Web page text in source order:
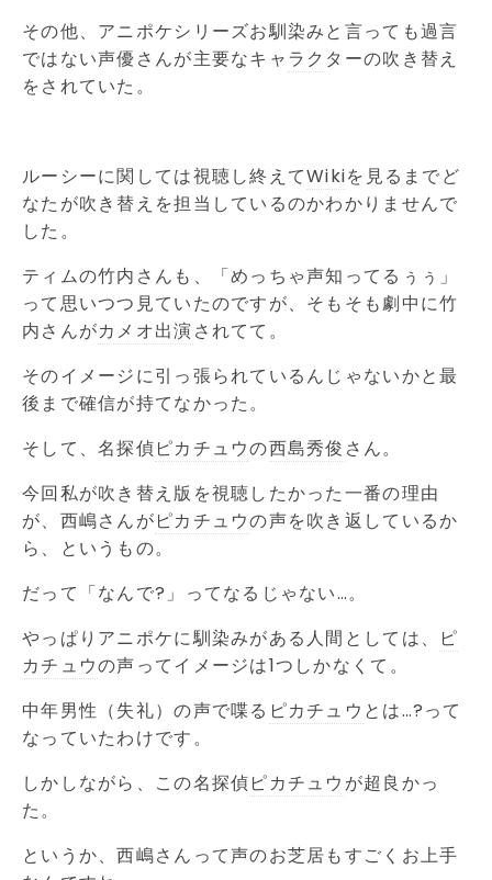
その他、アニポケシリーズお馴染みと言っても過言
ではない声優さんが主要なキャラク ターの吹き替え
をされていた。
ルーシーに関しては視聴し終えてWikiを見るまでど
なたが吹き替えを担当しているのかわかりませんで
した。
ティムの竹内さんも、「めっちゃ声知ってるぅぅ」
って思いつつ見ていたのですが、そもそも劇中に竹
内さんがカメオ出演されてて。
そのイメージに引っ張られているんじゃないかと最
後まで確信が持てなかった。
そして、名探偵ピカチュウの西島秀俊 さん。
今回私が吹き替え版を視聴したかった一番の理由
が、西嶋さんがピカチュウの声を吹き返しているか
ら、というもの。
だって「なんで?」ってなるじゃない…。
やっぱりアニポケに馴染みがある人間としては、
ピ
カチュウの声ってイメージは1つしかなくて。
中年男性（失礼）の声で喋る ピカチュウ とは…?って
なっていたわけです。
しかしながら、この名探偵ピカチュウが超良かっ
た。
というか、西嶋さんって声のお芝居もすごくお上手